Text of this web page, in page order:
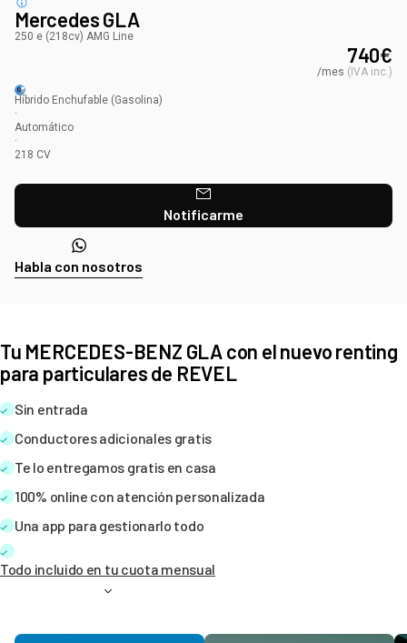
Mercedes GLA
250 e (218cv) AMG Line
740€
/mes ( IVA inc.)
Híbrido Enchufable (Gasolina)
·
Automático
·
218 CV
Notificarme
Habla con nosotros
Tu MERCEDES-BENZ GLA con el nuevo renting
para particulares de REVEL
Sin entrada
Conductores adicionales gratis
Te lo entregamos gratis en casa
100% online con atención personalizada
Una app para gestionarlo todo
Todo incluido en tu cuota mensual